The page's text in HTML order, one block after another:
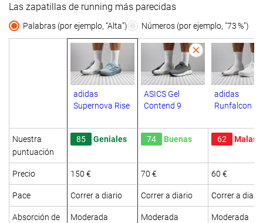
Las zapatillas de running más parecidas
Palabras (por ejemplo, “Alta”) Números (por ejemplo, "73 %")
adidas
Supernova Rise
ASICS Gel
Contend 9
adidas
Runfalcon 5
Nuestra
puntuación
85 Geniales 74 Buenas 62 Malas
Precio 150 € 70 € 60 €
Pace Correr a diario Correr a diario Correr a diario
Absorción de
Moderada Moderada Moderada